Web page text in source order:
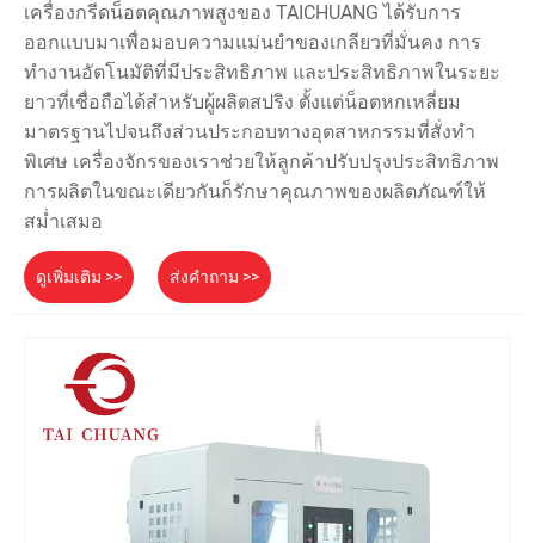
เครื่องกรีดน็อตคุณภาพสูงของ TAICHUANG ได้รับการ
ออกแบบมาเพื่อมอบความแม่นยำของเกลียวที่มั่นคง การ
ทำงานอัตโนมัติที่มีประสิทธิภาพ และประสิทธิภาพในระยะ
ยาวที่เชื่อถือได้สำหรับผู้ผลิตสปริง ตั้งแต่น็อตหกเหลี่ยม
มาตรฐานไปจนถึงส่วนประกอบทางอุตสาหกรรมที่สั่งทำ
พิเศษ เครื่องจักรของเราช่วยให้ลูกค้าปรับปรุงประสิทธิภาพ
การผลิตในขณะเดียวกันก็รักษาคุณภาพของผลิตภัณฑ์ให้
สม่ำเสมอ
ดูเพิ่มเติม >> ส่งคำถาม >>